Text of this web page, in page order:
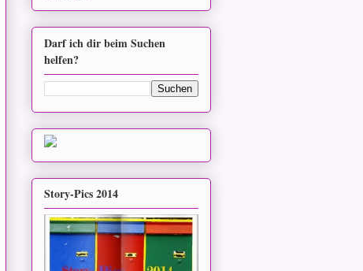
Darf ich dir beim Suchen
helfen?
Story-Pics 2014